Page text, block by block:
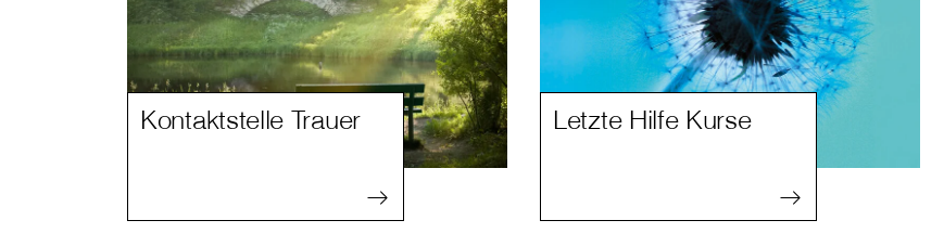
Kontaktstelle Trauer Letzte Hilfe Kurse